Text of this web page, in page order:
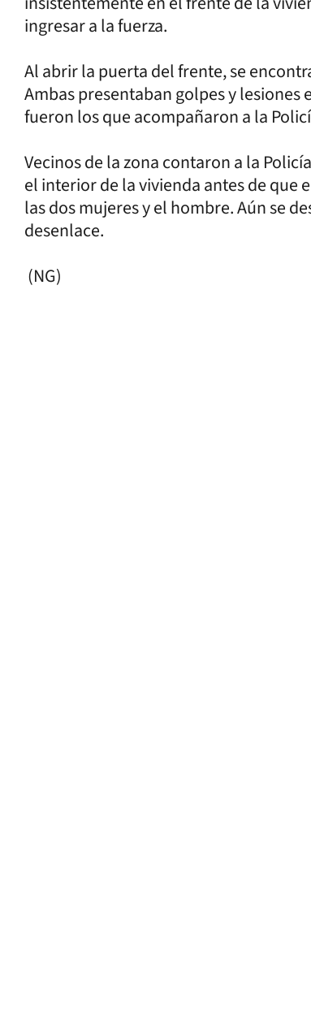
ingresar a la fuerza.
Al abrir la puerta del frente, se
Ambas presentaban golpes y lesiones
fueron los que acompañaron a la
Vecinos de la zona contaron a la
el interior de la vivienda antes de que
las dos mujeres y el hombre. Aún se
desenlace.
(NG)